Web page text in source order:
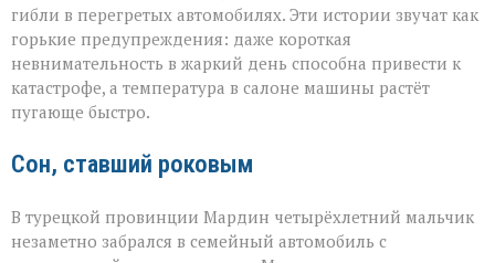
в
раскалённых
машинах»
гибли в перегретых автомобилях. Эти истории звучат как
горькие предупреждения: даже короткая
невнимательность в жаркий день способна привести к
катастрофе, а температура в салоне машины растёт
пугающе быстро.
Сон, ставший роковым
В турецкой провинции Мардин четырёхлетний мальчик
незаметно забрался в семейный автомобиль с